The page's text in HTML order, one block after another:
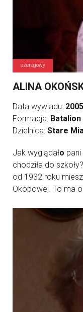
szeregowy
ALINA
Data wywiadu:
Formacja: Batalion
Dzielnica: Stare
Jak wyglądało
chodziła do
od 1932 roku
Okopowej. To ma